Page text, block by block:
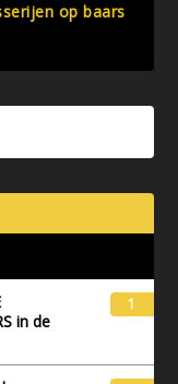
op baars
in de
1